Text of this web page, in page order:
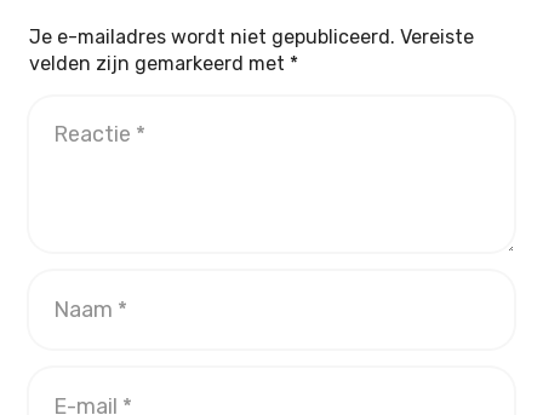
Je e-mailadres wordt niet gepubliceerd. Vereiste
velden zijn gemarkeerd met *